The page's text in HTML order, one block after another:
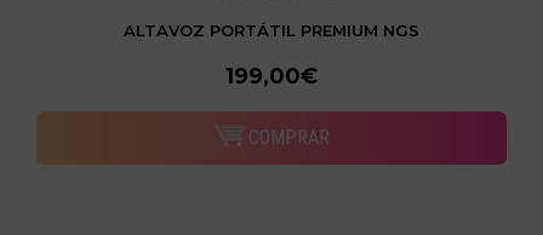
ALTAVOZ PORTÁTIL PREMIUM NGS
199,00€
COMPRAR